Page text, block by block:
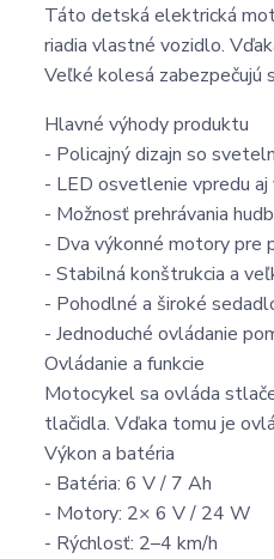
Táto detská elektrická
riadia vlastné vozidlo.
Veľké kolesá zabezpečujú
Hlavné výhody produktu
- Policajný dizajn so
- LED osvetlenie vpredu aj
- Možnosť prehrávania
- Dva výkonné motory pre
- Stabilná konštrukcia a
- Pohodlné a široké
- Jednoduché ovládanie
Ovládanie a funkcie
Motocykel sa ovláda
tlačidla. Vďaka tomu je
Výkon a batéria
- Batéria: 6 V / 7 Ah
- Motory: 2× 6 V / 24 W
- Rýchlosť: 2–4 km/h